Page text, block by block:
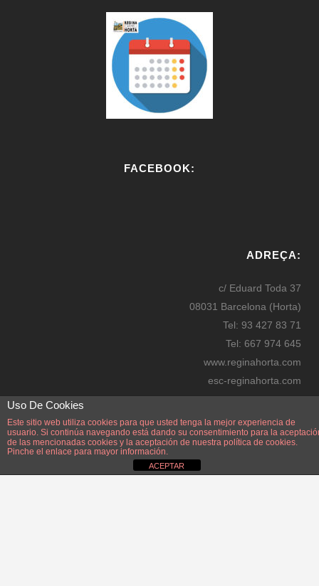
FACEBOOK:
ADREÇA:
c/ Eduard Toda 37
08031 Barcelona (Horta)
Tel: 93 427 83 71
Tel: 667 974 645
www.reginahorta.com
esc-reginahorta.com
secretaria@reginahorta.com
Mapa
Uso De Cookies
Este sitio web utiliza cookies para que usted tenga la mejor experiencia de
usuario. Si continúa navegando está dando su consentimiento para la
de las mencionadas cookies y la aceptación de nuestra política de cookies.
Pinche el enlace para mayor información.
ACEPTAR